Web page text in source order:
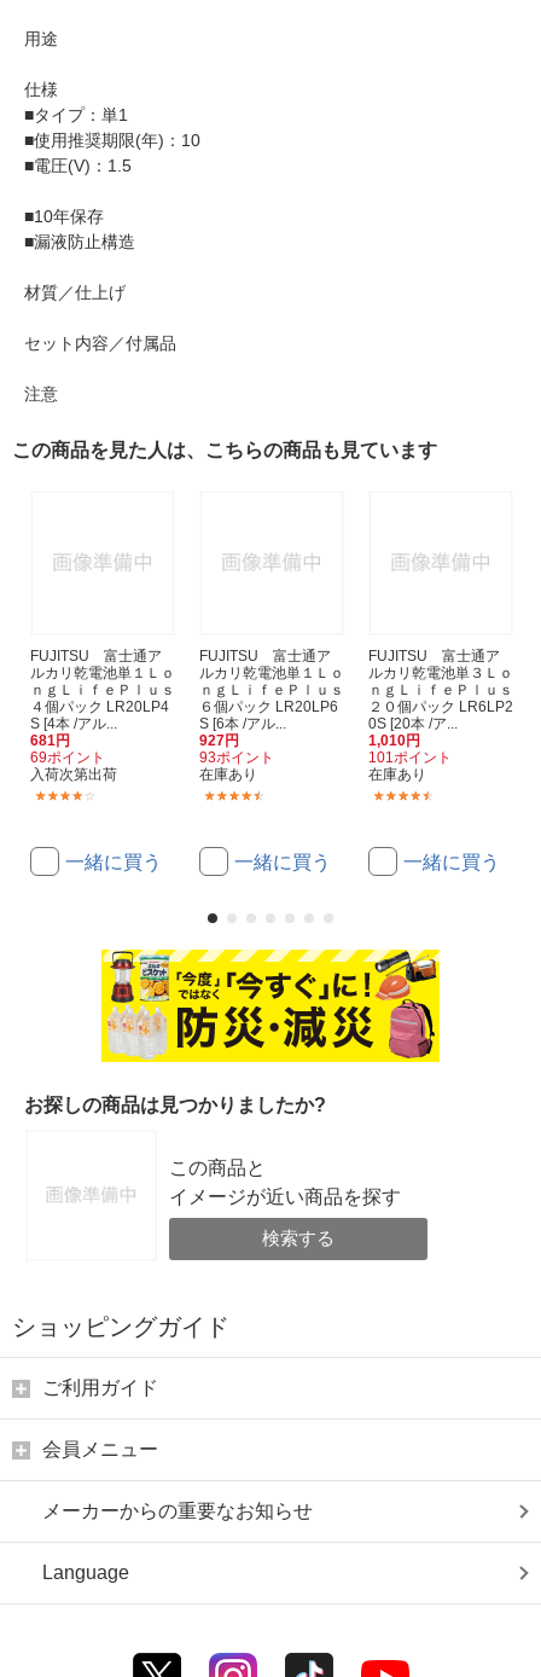
用途
仕様
■タイプ：単1
■使用推奨期限(年)：10
■電圧(V)：1.5
■10年保存
■漏液防止構造
材質／仕上げ
セット内容／付属品
注意
この商品を見た人は、こちらの商品も見ています
FUJITSU 富士通ア
ルカリ乾電池単１Ｌｏ
ｎｇＬｉｆｅＰｌｕｓ
４個パック LR20LP4
S [4本 /アル...
681円
69ポイント
入荷次第出荷
一緒に買う
FUJITSU 富士通ア
ルカリ乾電池単１Ｌｏ
ｎｇＬｉｆｅＰｌｕｓ
６個パック LR20LP6
S [6本 /アル...
927円
93ポイント
在庫あり
一緒に買う
FUJITSU 富士通ア
ルカリ乾電池単３Ｌｏ
ｎｇＬｉｆｅＰｌｕｓ
２０個パック LR6LP2
0S [20本 /ア...
1,010円
101ポイント
在庫あり
一緒に買う
お探しの商品は見つかりましたか?
この商品と
イメージが近い商品を探す
検索する
ショッピングガイド
ご利用ガイド
会員メニュー
メーカーからの重要なお知らせ
Language